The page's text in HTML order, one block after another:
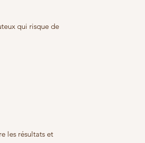
qui risque de
les résultats et